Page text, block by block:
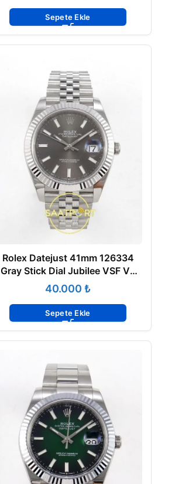
Sepete Ekle
Rolex Datejust 41mm 126334
Gray Stick Dial Jubilee VSF V3
Eta Saat₺
Sepete Ekle